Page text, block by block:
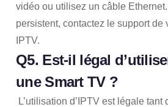
vidéo ou utilisez un câble
persistent, contactez le support de
IPTV.
Q5. Est-il légal
une Smart TV ?
L’utilisation d’IPTV est légale tant